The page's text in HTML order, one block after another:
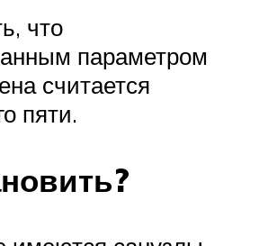
что
параметром
считается
пяти.